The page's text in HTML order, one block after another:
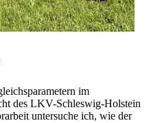
im
des LKV-Schleswig-Holstein
untersuche ich, wie der